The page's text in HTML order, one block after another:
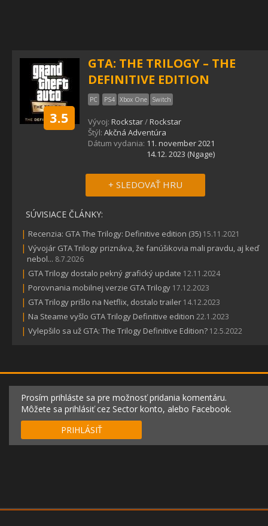
3.5
GTA: THE TRILOGY – THE
DEFINITIVE EDITION
PC PS4 Xbox One Switch
Vývoj: Rockstar/Rockstar
Štýl: Akčná Adventúra
Dátum vydania: 11. november 2021
14.12. 2023 (Ngage)
+ SLEDOVAŤ HRU
SÚVISIACE ČLÁNKY:
| Recenzia: GTA The Trilogy: Definitive edition (35) 15.11.2021
| Vývojár GTA Trilogy priznáva, že fanúšikovia mali pravdu, aj keď
nebol... 8.7.2026
| GTA Trilogy dostalo pekný grafický update 12.11.2024
| Porovnania mobilnej verzie GTA Trilogy 17.12.2023
| GTA Trilogy prišlo na Netflix, dostalo trailer 14.12.2023
| Na Steame vyšlo GTA Trilogy Definitive edition 22.1.2023
| Vylepšilo sa už GTA: The Trilogy Definitive Edition? 12.5.2022
Prosím prihláste sa pre možnosť pridania komentáru.
Môžete sa prihlásiť cez Sector konto, alebo Facebook.
PRIHLÁSIŤ